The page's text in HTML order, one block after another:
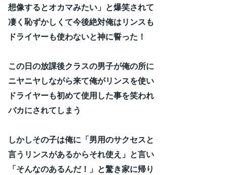
想像するとオカマみたい」と爆笑されて
凄く恥ずかしくて今後絶対俺はリンスも
ドライヤーも使わないと神に誓った！
この日の放課後クラスの男子が俺の所に
ニヤニヤしながら来て俺がリンスを使い
ドライヤーも初めて使用した事を笑われ
バカにされてしまう
しかしその子は俺に「男用のサクセスと
言うリンスがあるからそれ使え」と言い
「そんなのあるんだ！」と驚き家に帰り